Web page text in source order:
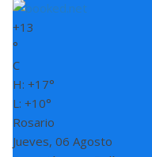
+13
°
C
H: +17°
L: +10°
Rosario
Jueves, 06 Agosto